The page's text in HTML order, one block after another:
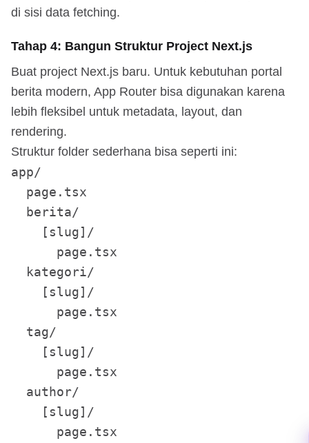
di sisi data fetching.
Tahap 4: Bangun Struktur Project Next.js
Buat project Next.js baru. Untuk kebutuhan portal
berita modern, App Router bisa digunakan karena
lebih fleksibel untuk metadata, layout, dan
rendering.
Struktur folder sederhana bisa seperti ini:
app/
  page.tsx
  berita/
    [slug]/
      page.tsx
  kategori/
    [slug]/
      page.tsx
  tag/
    [slug]/
      page.tsx
  author/
    [slug]/
      page.tsx